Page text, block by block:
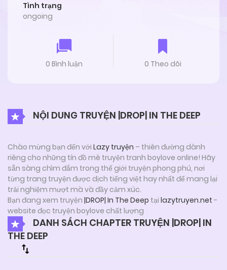
Tình trạng
ongoing
0 Bình luận 0 Theo dõi
NỘI DUNG TRUYỆN |DROP| IN THE DEEP
Chào mừng bạn đến với Lazy truyện – thiên đường dành
riêng cho những tín đồ mê truyện tranh boylove online! Hãy
sẵn sàng chìm đắm trong thế giới truyện phong phú, nơi
từng trang truyện được dịch tiếng việt hay nhất để mang lại
trải nghiệm mượt mà và đầy cảm xúc.
Bạn đang xem truyện |DROP| In The Deep tại lazytruyen.net -
website đọc truyện boylove chất lượng
DANH SÁCH CHAPTER TRUYỆN |DROP| IN
THE DEEP